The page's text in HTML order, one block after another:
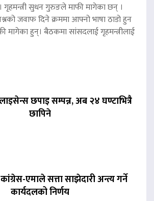
गृहमन्त्री सुधन गुरुङले माफी मागेका छन् ।
जवाफ दिने क्रममा आफ्नो भाषा ठाडो हुन
मागेका हुन्। बैठकमा सांसदलाई गृहमन्त्रीलाई
छपाइ सम्पन्न, अब २४ घण्टाभित्रै
छापिने
एमाले सत्ता साझेदारी अन्त्य गर्ने
कार्यदलको निर्णय